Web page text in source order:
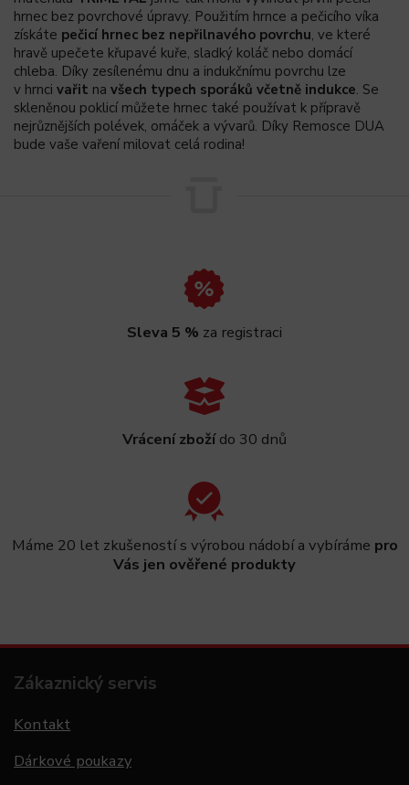
hrnec bez povrchové úpravy. Použitím hrnce a pečicího víka
získáte pečicí hrnec bez nepřilnavého povrchu, ve které
hravě upečete křupavé kuře, sladký koláč nebo domácí
chleba. Díky zesílenému dnu a indukčnímu povrchu lze
v hrnci vařit na všech typech sporáků včetně indukce. Se
skleněnou poklicí můžete hrnec také používat k přípravě
nejrůznějších polévek, omáček a vývarů. Díky Remosce DUA
bude vaše vaření milovat celá rodina!
Sleva 5 % za registraci
Vrácení zbožído 30 dnů
Máme 20 let zkušeností s výrobou nádobí a vybíráme pro
Vás jen ověřené produkty
Zákaznický servis
Kontakt
Dárkové poukazy